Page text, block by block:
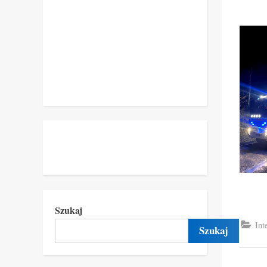
Szukaj
Szukaj